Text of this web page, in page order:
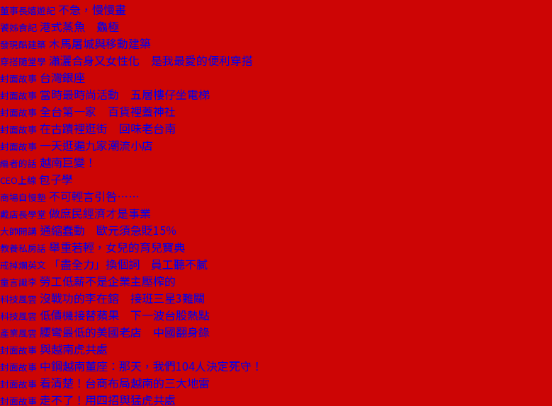
董事長嬉遊記 不急，慢慢畫
饕姊食記 港式蒸魚 鱻極
發現酷建築 木馬屠城與移動建築
穿搭隨堂學 瀟灑合身又女性化 是我最愛的便利穿搭
封面故事 台灣銀座
封面故事 當時最時尚活動 五層樓仔坐電梯
封面故事 全台第一家 百貨裡蓋神社
封面故事 在古蹟裡逛街 回味老台南
封面故事 一天逛遍九家潮流小店
編者的話 越南巨變！
CEO上線 包子學
商場自慢塾 不可輕言引咎……
戴店長學堂 做庶民經濟才是事業
大師開講 通縮蠢動 歐元須急貶15％
教養私房話 舉重若輕，女兒的育兒寶典
戒掉爛英文 「盡全力」換個詞 員工聽不膩
童言識李 勞工低薪不是企業主壓榨的
科技風雲 沒戰功的李在鎔 接班三星3難關
科技風雲 低價機接替蘋果 下一波台股熱點
產業風雲 腰彎最低的美國老店 中國翻身錄
封面故事 與越南虎共處
封面故事 中鋼越南董座：那天，我們104人決定死守！
封面故事 看清楚！台商布局越南的三大地雷
封面故事 走不了！用四招與猛虎共處